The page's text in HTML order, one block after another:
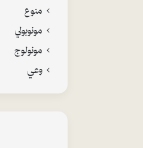
منوع
مونوبولي
مونولوج
وعي